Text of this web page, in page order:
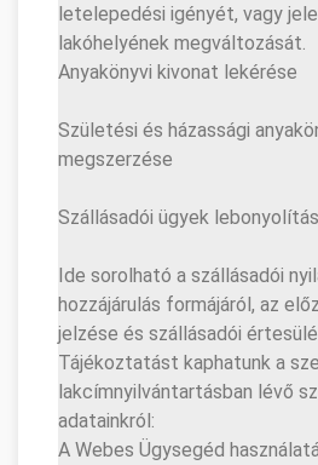
letelepedési igényét, vagy
lakóhelyének megváltozását.
Anyakönyvi kivonat lekérése
Születési és házassági
megszerzése
Szállásadói ügyek
Ide sorolható a szállásadói
hozzájárulás formájáról, az
jelzése és szállásadói
Tájékoztatást kaphatunk a
lakcímnyilvántartásban lévő
adatainkról:
A Webes Ügysegéd